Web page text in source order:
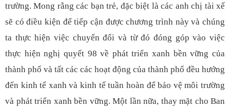
trường. Mong rằng các bạn trẻ, đặc biệt là các anh chị tài xế
sẽ có điều kiện để tiếp cận được chương trình này và chúng
ta thực hiện việc chuyển đổi và từ đó đóng góp vào việc
thực hiện nghị quyết 98 về phát triển xanh bền vững của
thành phố và tất các các hoạt động của thành phố đều hướng
đến kinh tế xanh và kinh tế tuần hoàn để bảo vệ môi trường
và phát triển xanh bền vững. Một lần nữa, thay mặt cho Ban